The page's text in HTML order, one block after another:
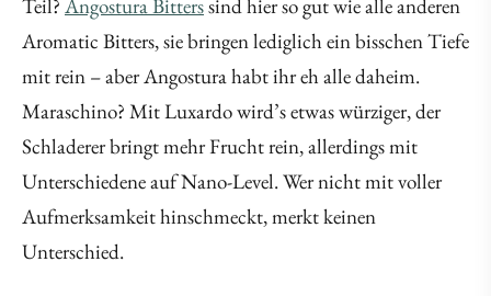
Teil? Angostura Bitterssind hier so gut wie alle anderen
Aromatic Bitters, sie bringen lediglich ein bisschen Tiefe
mit rein – aber Angostura habt ihr eh alle daheim.
Maraschino? Mit Luxardo wird’s etwas würziger, der
Schladerer bringt mehr Frucht rein, allerdings mit
Unterschiedene auf Nano-Level. Wer nicht mit voller
Aufmerksamkeit hinschmeckt, merkt keinen
Unterschied.